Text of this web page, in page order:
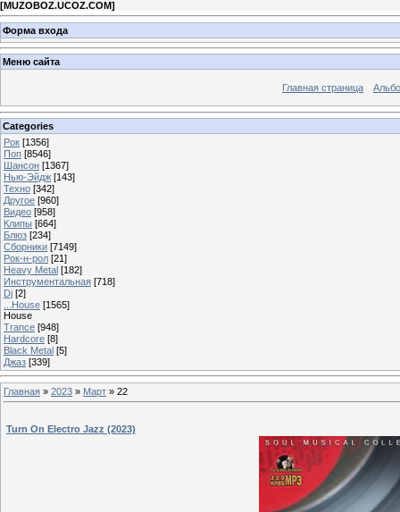
[MUZOBOZ.UCOZ.COM]
Форма входа
Меню сайта
Главная страница
Categories
Рок [1356]
Поп [8546]
Шансон [1367]
Нью-Эйдж [143]
Техно [342]
Другое [960]
Видео [958]
Клипы [664]
Блюз [234]
Сборники [7149]
Рок-н-рол [21]
Heavy Metal [182]
Инструментальная [718]
Dj [2]
...House [1565]
House
Trance [948]
Hardcore [8]
Black Metal [5]
Джаз [339]
Главная » 2023 » Март » 22
Turn On Electro Jazz (2023)